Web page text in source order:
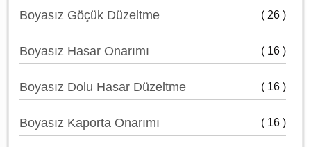
Boyasız Göçük Düzeltme ( 26 )
Boyasız Hasar Onarımı ( 16 )
Boyasız Dolu Hasar Düzeltme ( 16 )
Boyasız Kaporta Onarımı ( 16 )